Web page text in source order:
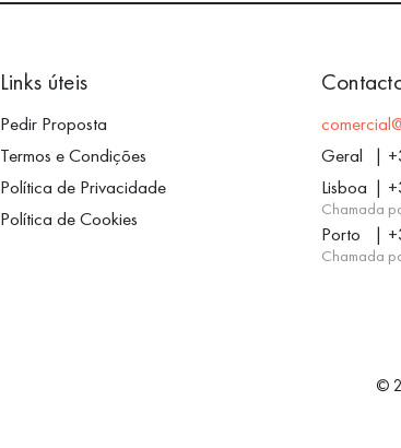
Links úteis
Pedir Proposta
Termos e Condições
Política de Privacidade
Política de Cookies
Geral
|
Lisboa |
Chamada
Porto |
Chamada
©